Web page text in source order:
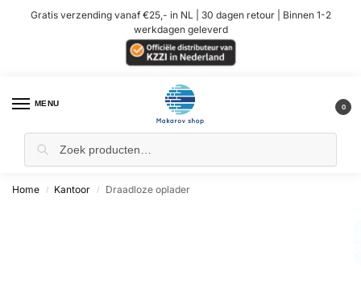
Gratis verzending vanaf €25,- in NL | 30 dagen retour | Binnen 1-2
werkdagen geleverd
MENU 0
Home / Kantoor / Draadloze oplader